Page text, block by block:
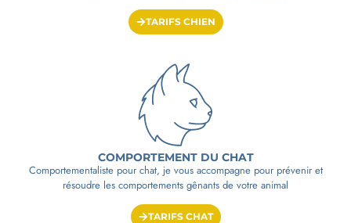
TARIFS CHIEN
COMPORTEMENT DU CHAT
Comportementaliste pour chat, je vous accompagne pour prévenir et
résoudre les comportements gênants de votre animal
TARIFS CHAT